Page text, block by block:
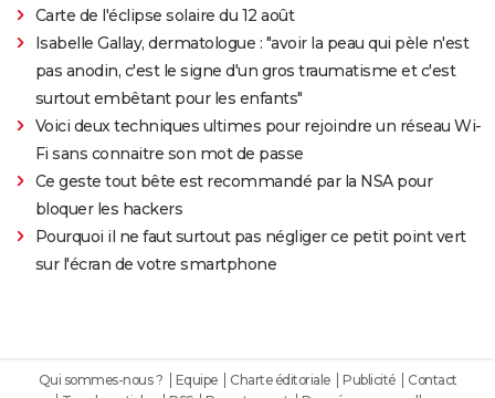
Carte de l'éclipse solaire du 12 août
Isabelle Gallay, dermatologue : "avoir la peau qui pèle n'est
pas anodin, c'est le signe d'un gros traumatisme et c'est
surtout embêtant pour les enfants"
Voici deux techniques ultimes pour rejoindre un réseau Wi-
Fi sans connaitre son mot de passe
Ce geste tout bête est recommandé par la NSA pour
bloquer les hackers
Pourquoi il ne faut surtout pas négliger ce petit point vert
sur l'écran de votre smartphone
Qui sommes-nous ? Equipe Charte éditoriale Publicité
Contact